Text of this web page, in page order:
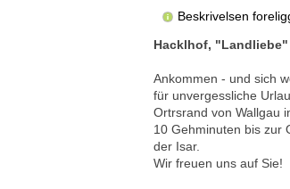
Beskrivelsen
Hacklhof, "Landliebe"
Ankommen - und sich
für unvergessliche
Ortrsrand von Wallgau
10 Gehminuten bis zur
der Isar.
Wir freuen uns auf Sie!